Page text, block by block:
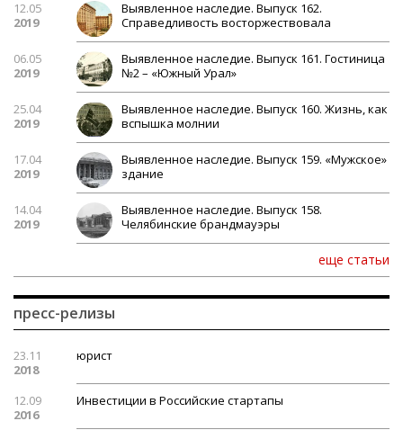
12.05
2019
Выявленное наследие. Выпуск 162.
Справедливость восторжествовала
06.05
2019
Выявленное наследие. Выпуск 161. Гостиница
№2 – «Южный Урал»
25.04
2019
Выявленное наследие. Выпуск 160. Жизнь, как
вспышка молнии
17.04
2019
Выявленное наследие. Выпуск 159. «Мужское»
здание
14.04
2019
Выявленное наследие. Выпуск 158.
Челябинские брандмауэры
еще статьи
пресс-релизы
23.11
2018
юрист
12.09
2016
Инвестиции в Российские стартапы